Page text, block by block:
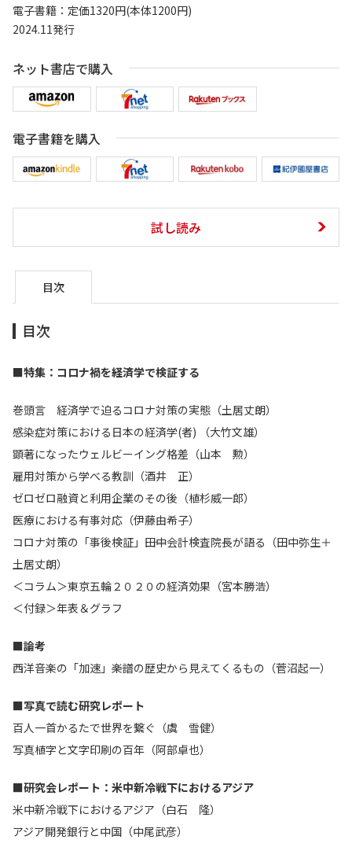
電子書籍：定価1320円(本体1200円)
2024.11発行
ネット書店で購入
電子書籍を購入
試し読み
目次
目次
■特集：コロナ禍を経済学で検証する
巻頭言 経済学で迫るコロナ対策の実態（土居丈朗）
感染症対策における日本の経済学(者) （大竹文雄）
顕著になったウェルビーイング格差（山本 勲）
雇用対策から学べる教訓（酒井 正）
ゼロゼロ融資と利用企業のその後（植杉威一郎）
医療における有事対応（伊藤由希子）
コロナ対策の「事後検証」――田中会計検査院長が語る（田中弥生＋
土居丈朗）
＜コラム＞東京五輪２０２０の経済効果（宮本勝浩）
＜付録＞年表＆グラフ
■論考
西洋音楽の「加速」――楽譜の歴史から見えてくるもの（菅沼起一）
■写真で読む研究レポート
百人一首かるたで世界を繋ぐ（虞 雪健）
写真植字と文字印刷の百年（阿部卓也）
■研究会レポート：米中新冷戦下におけるアジア
米中新冷戦下におけるアジア（白石 隆）
アジア開発銀行と中国（中尾武彦）